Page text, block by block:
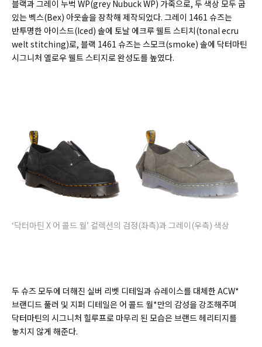
블랙과 그레이 누벅 WP(grey Nubuck WP) 가죽으로, 두 색상 모두 굽
있는 벡스(Bex) 아웃솔을 장착해 제작되었다. 그레이 1461 슈즈는
반투명한 아이스드(Iced) 솔에 토날 에크루 웰트 스티치(tonal ecru
welt stitching)로, 블랙 1461 슈즈는 스모크(smoke) 솔에 닥터마틴
시그니처 옐로우 웰트 스티지로 완성도를 높였다.
‘닥터마틴 X 어 콜드 월’ 컬렉션의 검정(좌측)과 그레이(우측) 색상
두 슈즈 모두에 더해진 실버 리벳 디테일과 슈레이스를 대체한 ACW*
브랜디드 풀러 및 지퍼 디테일은 어 콜드 월*만의 감성을 강조해주며
닥터마틴의 시그니처 힐루프로 마무리 된 모습은 브랜드 헤리티지를
놓치지 않게 해준다.